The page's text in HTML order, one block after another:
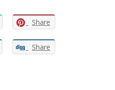
Share
Share